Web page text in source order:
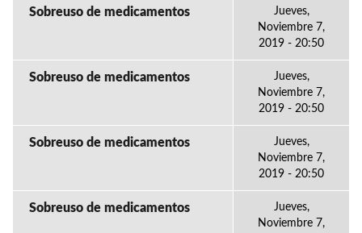
Sobreuso de medicamentos
Jueves,
Noviembre 7,
2019 - 20:50
Sobreuso de medicamentos
Jueves,
Noviembre 7,
2019 - 20:50
Sobreuso de medicamentos
Jueves,
Noviembre 7,
2019 - 20:50
Sobreuso de medicamentos
Jueves,
Noviembre 7,